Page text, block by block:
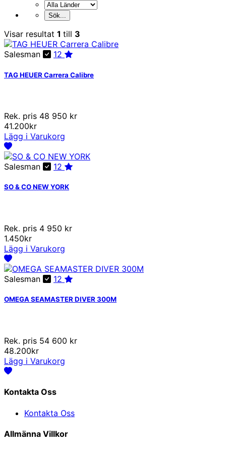
Visar resultat 1 till 3
Salesman
12
TAG HEUER Carrera Calibre
Rek. pris 48 950 kr
41.200kr
Lägg i Varukorg
Salesman 12
SO & CO NEW YORK
Rek. pris 4 950 kr
1.450kr
Lägg i Varukorg
Salesman 12
OMEGA SEAMASTER DIVER 300M
Rek. pris 54 600 kr
48.200kr
Lägg i Varukorg
Kontakta Oss
Kontakta Oss
Allmänna Villkor